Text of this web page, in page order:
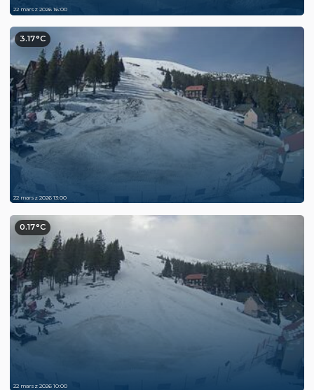
22 marsz 2026 16:00
3.17°C
22 marsz 2026 13:00
0.17°C
22 marsz 2026 10:00